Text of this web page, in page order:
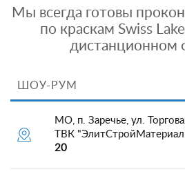
Мы всегда готовы
по краскам Swiss
дистанционном
ШОУ-РУМ
МО, п. Заречье, ул.
ТВК
20